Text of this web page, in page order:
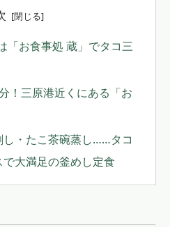
「お食事処 蔵」でタコ三
！三原港近くにある「お
し・たこ茶碗蒸し……タコ
大満足の釜めし定食